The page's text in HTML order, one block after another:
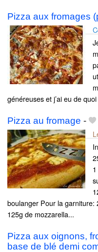
Pizza aux fromages
généreuses et j’ai eu de
Pizza au fromage -
boulanger Pour la garniture:
125g de mozzarella...
Pizza aux oignons,
base de blé demi